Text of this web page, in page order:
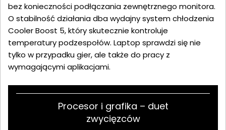
bez konieczności podłączania zewnętrznego monitora.
O stabilność działania dba wydajny system chłodzenia
Cooler Boost 5, który skutecznie kontroluje
temperatury podzespołów. Laptop sprawdzi się nie
tylko w przypadku gier, ale także do pracy z
wymagającymi aplikacjami.
Procesor i grafika – duet
zwycięzców